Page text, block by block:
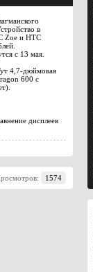
в
Zoe и HTC
с 13 мая.
4,7-дюймовая
600 с
дисплеев
1574